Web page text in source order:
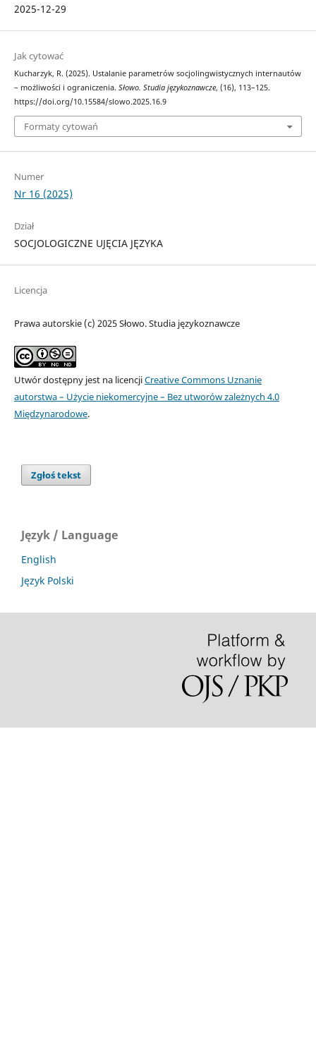
2025-12-29
Jak cytować
Kucharzyk, R. (2025). Ustalanie parametrów socjolingwistycznych internautów
– możliwości i ograniczenia. Słowo. Studia językoznawcze, (16), 113–125.
https://doi.org/10.15584/slowo.2025.16.9
Formaty cytowań
Numer
Nr 16 (2025)
Dział
SOCJOLOGICZNE UJĘCIA JĘZYKA
Licencja
Prawa autorskie (c) 2025 Słowo. Studia językoznawcze
Utwór dostępny jest na licencjiCreative Commons Uznanie
autorstwa – Użycie niekomercyjne – Bez utworów zależnych 4.0
Międzynarodowe.
Zgłoś tekst
Język / Language
English
Język Polski